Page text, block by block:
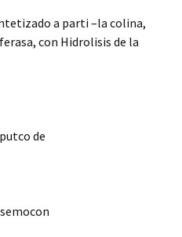
a parti –la colina,
con Hidrolisis de la
de